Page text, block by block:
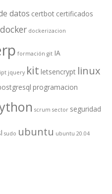
datos certbot certificados
docker dockerizacion
formación git IA
jquery kit letsencrypt linux
programacion
scrum sector seguridad
sudo ubuntu ubuntu 20.04